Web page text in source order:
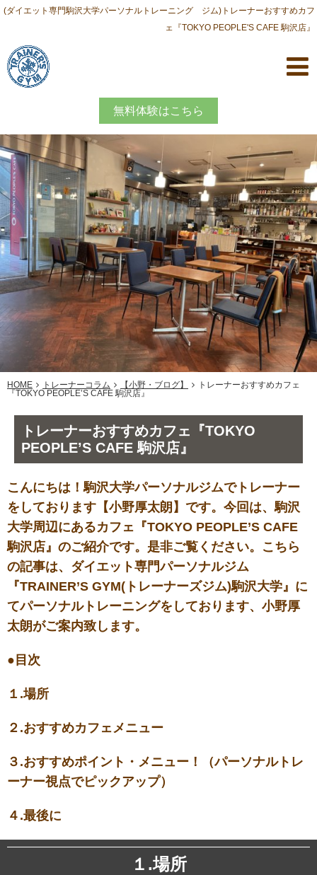
(ダイエット専門駒沢大学パーソナルトレーニング ジム)トレーナーおすすめカフ
ェ『TOKYO PEOPLE'S CAFE 駒沢店』
無料体験はこちら
HOME トレーナーコラム 【小野・ブログ】
トレーナーおすすめカフェ
『TOKYO PEOPLE’S CAFE 駒沢店』
トレーナーおすすめカフェ『TOKYO
PEOPLE’S CAFE 駒沢店』
こんにちは！駒沢大学パーソナルジムでトレーナー
をしております【小野厚太朗】です。今回は、駒沢
大学周辺にあるカフェ『TOKYO PEOPLE’S CAFE
駒沢店』のご紹介です。是非ご覧ください。こちら
の記事は、ダイエット専門パーソナルジム
『TRAINER’S GYM(トレーナーズジム)駒沢大学』に
てパーソナルトレーニングをしております、小野厚
太朗がご案内致します。
● 目次
１.場所
２.おすすめカフェメニュー
３.おすすめポイント・メニュー！（パーソナルトレ
ーナー視点でピックアップ）
４.最後に
１.場所